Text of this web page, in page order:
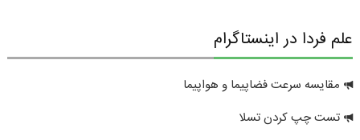
علم فردا در اینستاگرام
مقایسه سرعت فضاپیما و هواپیما
تست چپ کردن تسلا